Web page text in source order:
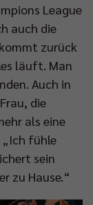
League
auch die
zurück
läuft. Man
Auch in
die
als eine
fühle
sein
zu Hause.“